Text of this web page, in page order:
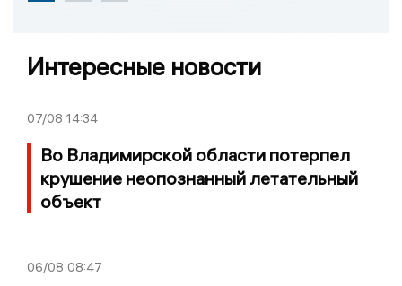
Интересные новости
07/08 14:34
Во Владимирской области потерпел
крушение неопознанный летательный
объект
06/08 08:47